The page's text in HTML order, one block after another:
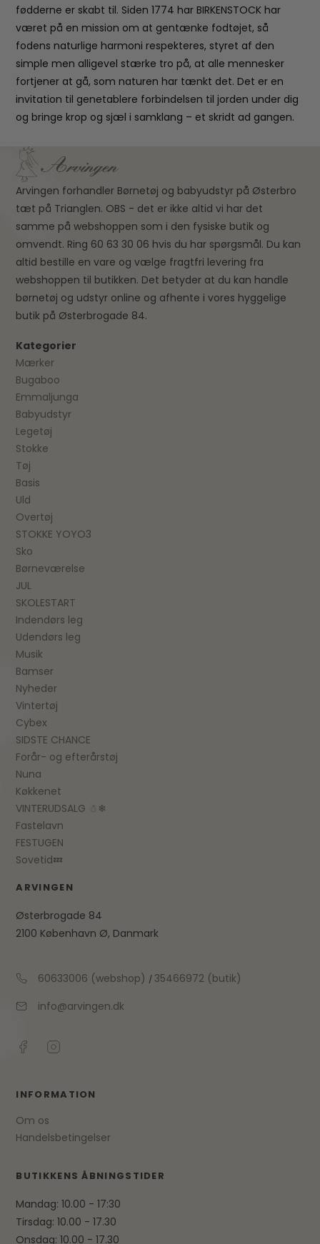
fødderne er skabt til. Siden 1774 har BIRKENSTOCK har
været på en mission om at gentænke fodtøjet, så
fodens naturlige harmoni respekteres, styret af den
simple men alligevel stærke tro på, at alle mennesker
fortjener at gå, som naturen har tænkt det. Det er en
invitation til genetablere forbindelsen til jorden under dig
og bringe krop og sjæl i samklang – et skridt ad gangen.
Arvingen forhandler Børnetøj og babyudstyr på Østerbro
tæt på Trianglen. OBS - det er ikke altid vi har det
samme på webshoppen som i den fysiske butik og
omvendt. Ring 60 63 30 06 hvis du har spørgsmål. Du kan
altid bestille en vare og vælge fragtfri levering fra
webshoppen til butikken. Det betyder at du kan handle
børnetøj og udstyr online og afhente i vores hyggelige
butik på Østerbrogade 84.
Kategorier
Mærker
Bugaboo
Emmaljunga
Babyudstyr
Legetøj
Stokke
Tøj
Basis
Uld
Overtøj
STOKKE YOYO3
Sko
Børneværelse
JUL
SKOLESTART
Indendørs leg
Udendørs leg
Musik
Bamser
Nyheder
Vintertøj
Cybex
SIDSTE CHANCE
Forår- og efterårstøj
Nuna
Køkkenet
VINTERUDSALG ☃❄
Fastelavn
FESTUGEN
Sovetid💤
ARVINGEN
Østerbrogade 84
2100 København Ø, Danmark
60633006 (webshop) / 35466972 (butik)
info@arvingen.dk
INFORMATION
Om os
Handelsbetingelser
BUTIKKENS ÅBNINGSTIDER
Mandag: 10.00 - 17:30
Tirsdag: 10.00 - 17.30
Onsdag: 10.00 - 17.30